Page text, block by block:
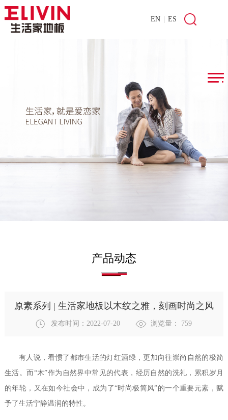
EN ES
产品动态
原素系列 | 生活家地板以木纹之雅，刻画时尚之风
发布时间：2022-07-20 浏览量： 759
有人说，看惯了都市生活的灯红酒绿，更加向往崇尚自然的极简
生活。而 “木”作为自然界中常见的代表， 经历自然的洗礼，累积岁月
的年轮， 又在如今社会中，成为了“时尚极简风”的一个重要元素，赋
予了生活宁静温润的特性。